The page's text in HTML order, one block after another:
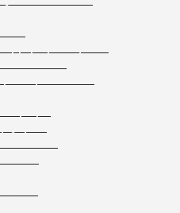
Bänder
Sets
Papierklebebänder